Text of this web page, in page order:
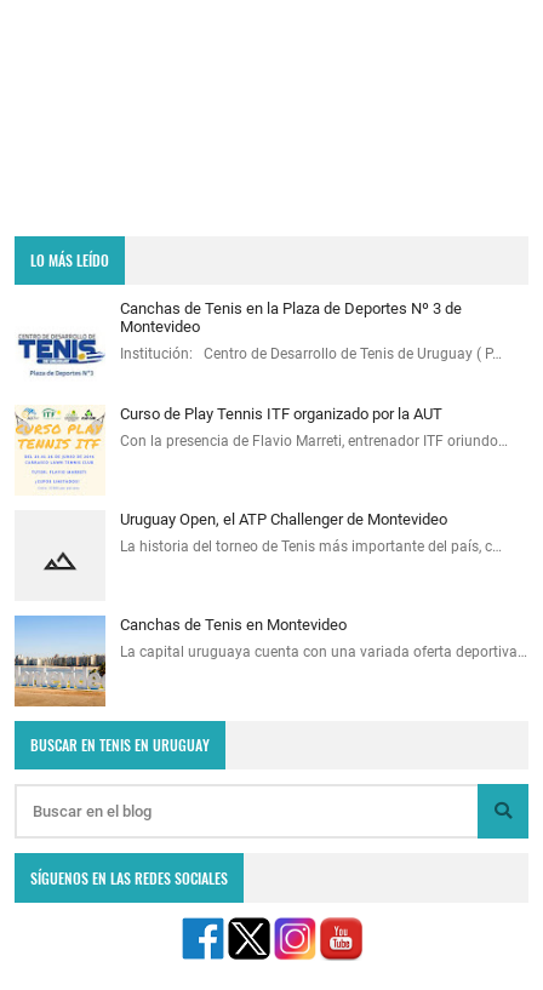
LO MÁS LEÍDO
Canchas de Tenis en la Plaza de Deportes Nº 3 de
Montevideo
Institución: Centro de Desarrollo de Tenis de Uruguay ( P…
Curso de Play Tennis ITF organizado por la AUT
Con la presencia de Flavio Marreti, entrenador ITF oriundo…
Uruguay Open, el ATP Challenger de Montevideo
La historia del torneo de Tenis más importante del país, c…
Canchas de Tenis en Montevideo
La capital uruguaya cuenta con una variada oferta deportiva…
BUSCAR EN TENIS EN URUGUAY
SÍGUENOS EN LAS REDES SOCIALES